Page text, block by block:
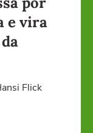
e vira
Flick